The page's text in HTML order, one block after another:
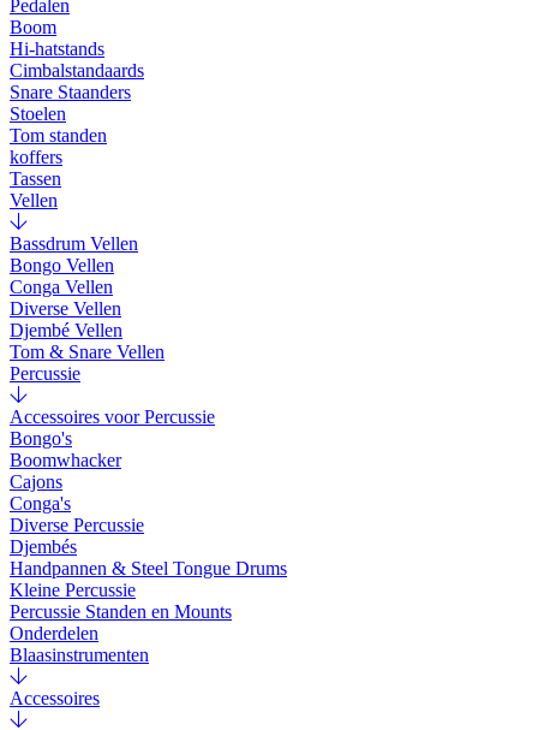
Pedalen
Boom
Hi-hatstands
Cimbalstandaards
Snare Staanders
Stoelen
Tom standen
koffers
Tassen
Vellen
Bassdrum Vellen
Bongo Vellen
Conga Vellen
Diverse Vellen
Djembé Vellen
Tom & Snare Vellen
Percussie
Accessoires voor Percussie
Bongo's
Boomwhacker
Cajons
Conga's
Diverse Percussie
Djembés
Handpannen & Steel Tongue Drums
Kleine Percussie
Percussie Standen en Mounts
Onderdelen
Blaasinstrumenten
Accessoires